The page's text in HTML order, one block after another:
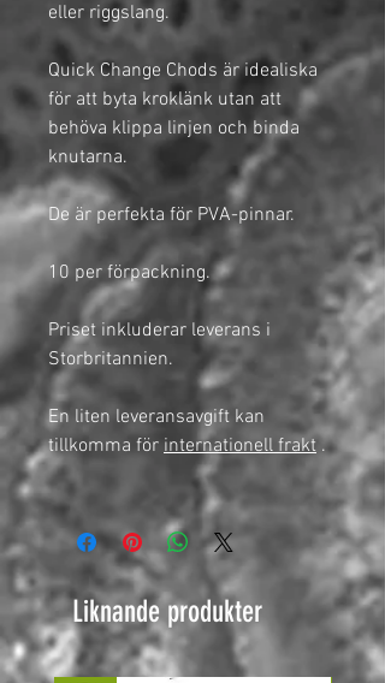
eller riggslang.
Quick Change Chods är idealiska
för att byta kroklänk utan att
behöva klippa linjen och binda
knutarna.
De är perfekta för PVA-pinnar.
10 per förpackning.
Priset inkluderar leverans i
Storbritannien.
En liten leveransavgift kan
tillkomma för internationell frakt .
Liknande produkter